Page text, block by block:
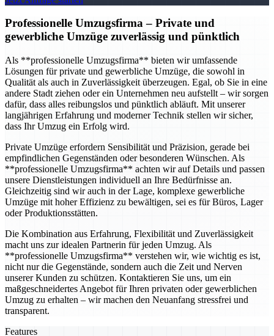
Professionelle Umzugsfirma– Private und
gewerbliche Umzüge zuverlässig und pünktlich
Als **professionelle Umzugsfirma** bieten wir umfassende
Lösungen für private und gewerbliche Umzüge, die sowohl in
Qualität als auch in Zuverlässigkeit überzeugen. Egal, ob Sie in eine
andere Stadt ziehen oder ein Unternehmen neu aufstellt – wir sorgen
dafür, dass alles reibungslos und pünktlich abläuft. Mit unserer
langjährigen Erfahrung und moderner Technik stellen wir sicher,
dass Ihr Umzug ein Erfolg wird.
Private Umzüge erfordern Sensibilität und Präzision, gerade bei
empfindlichen Gegenständen oder besonderen Wünschen. Als
**professionelle Umzugsfirma** achten wir auf Details und passen
unsere Dienstleistungen individuell an Ihre Bedürfnisse an.
Gleichzeitig sind wir auch in der Lage, komplexe gewerbliche
Umzüge mit hoher Effizienz zu bewältigen, sei es für Büros, Lager
oder Produktionsstätten.
Die Kombination aus Erfahrung, Flexibilität und Zuverlässigkeit
macht uns zur idealen Partnerin für jeden Umzug. Als
**professionelle Umzugsfirma** verstehen wir, wie wichtig es ist,
nicht nur die Gegenstände, sondern auch die Zeit und Nerven
unserer Kunden zu schützen. Kontaktieren Sie uns, um ein
maßgeschneidertes Angebot für Ihren privaten oder gewerblichen
Umzug zu erhalten – wir machen den Neuanfang stressfrei und
transparent.
Features